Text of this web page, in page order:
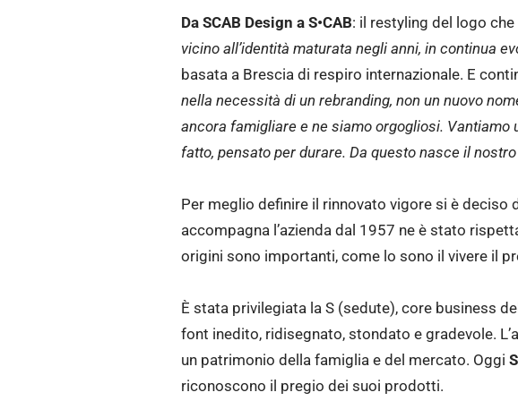
Da SCAB Design a S•CAB: il restyling del logo
vicino all’identità maturata negli anni, in continua
basata a Brescia di respiro internazionale. E
nella necessità di un rebranding, non un nuovo
ancora famigliare e ne siamo orgogliosi.
fatto, pensato per durare. Da questo nasce il
Per meglio definire il rinnovato vigore si è deciso
accompagna l’azienda dal 1957 ne è stato
origini sono importanti, come lo sono il vivere il
È stata privilegiata la S (sedute), core business
font inedito, ridisegnato, stondato e gradevole.
un patrimonio della famiglia e del mercato. Oggi
riconoscono il pregio dei suoi prodotti.